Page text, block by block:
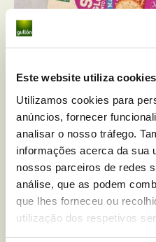
Este website utiliza cookies
Utilizamos cookies para
anúncios, fornecer
analisar o nosso tráfego.
informações acerca da sua
nossos parceiros de redes
análise, que as podem
que lhes forneceu ou
utilização dos respetivos
Bolachas María
15 min